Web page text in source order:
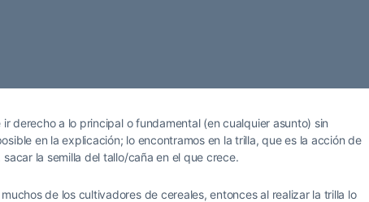
ir derecho a lo principal o fundamental (en cualquier asunto) sin
en la explicación; lo encontramos en la trilla, que es la acción de
la semilla del tallo/caña en el que crece.
de los cultivadores de cereales, entonces al realizar la trilla lo